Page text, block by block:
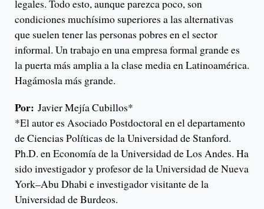
legales. Todo esto, aunque parezca poco, son
condiciones muchísimo superiores a las alternativas
que suelen tener las personas pobres en el sector
informal. Un trabajo en una empresa formal grande es
la puerta más amplia a la clase media en Latinoamérica.
Hagámosla más grande.
Por: Javier Mejía Cubillos*
*El autor es Asociado Postdoctoral en el departamento
de Ciencias Políticas de la Universidad de Stanford.
Ph.D. en Economía de la Universidad de Los Andes. Ha
sido investigador y profesor de la Universidad de Nueva
York–Abu Dhabi e investigador visitante de la
Universidad de Burdeos.